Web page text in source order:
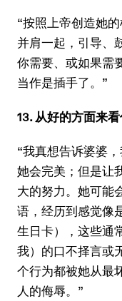
“按照上帝创造她
并肩一起，引导、
你需要、或如果需
当作是插手了。”
13. 从好的方面来看
“我真想告诉婆婆
她会完美；但是让
大的努力。她可能
语，经历到感觉像
生日卡），这些通
我）的口不择言或
个行为都被她从最
人的侮辱。”